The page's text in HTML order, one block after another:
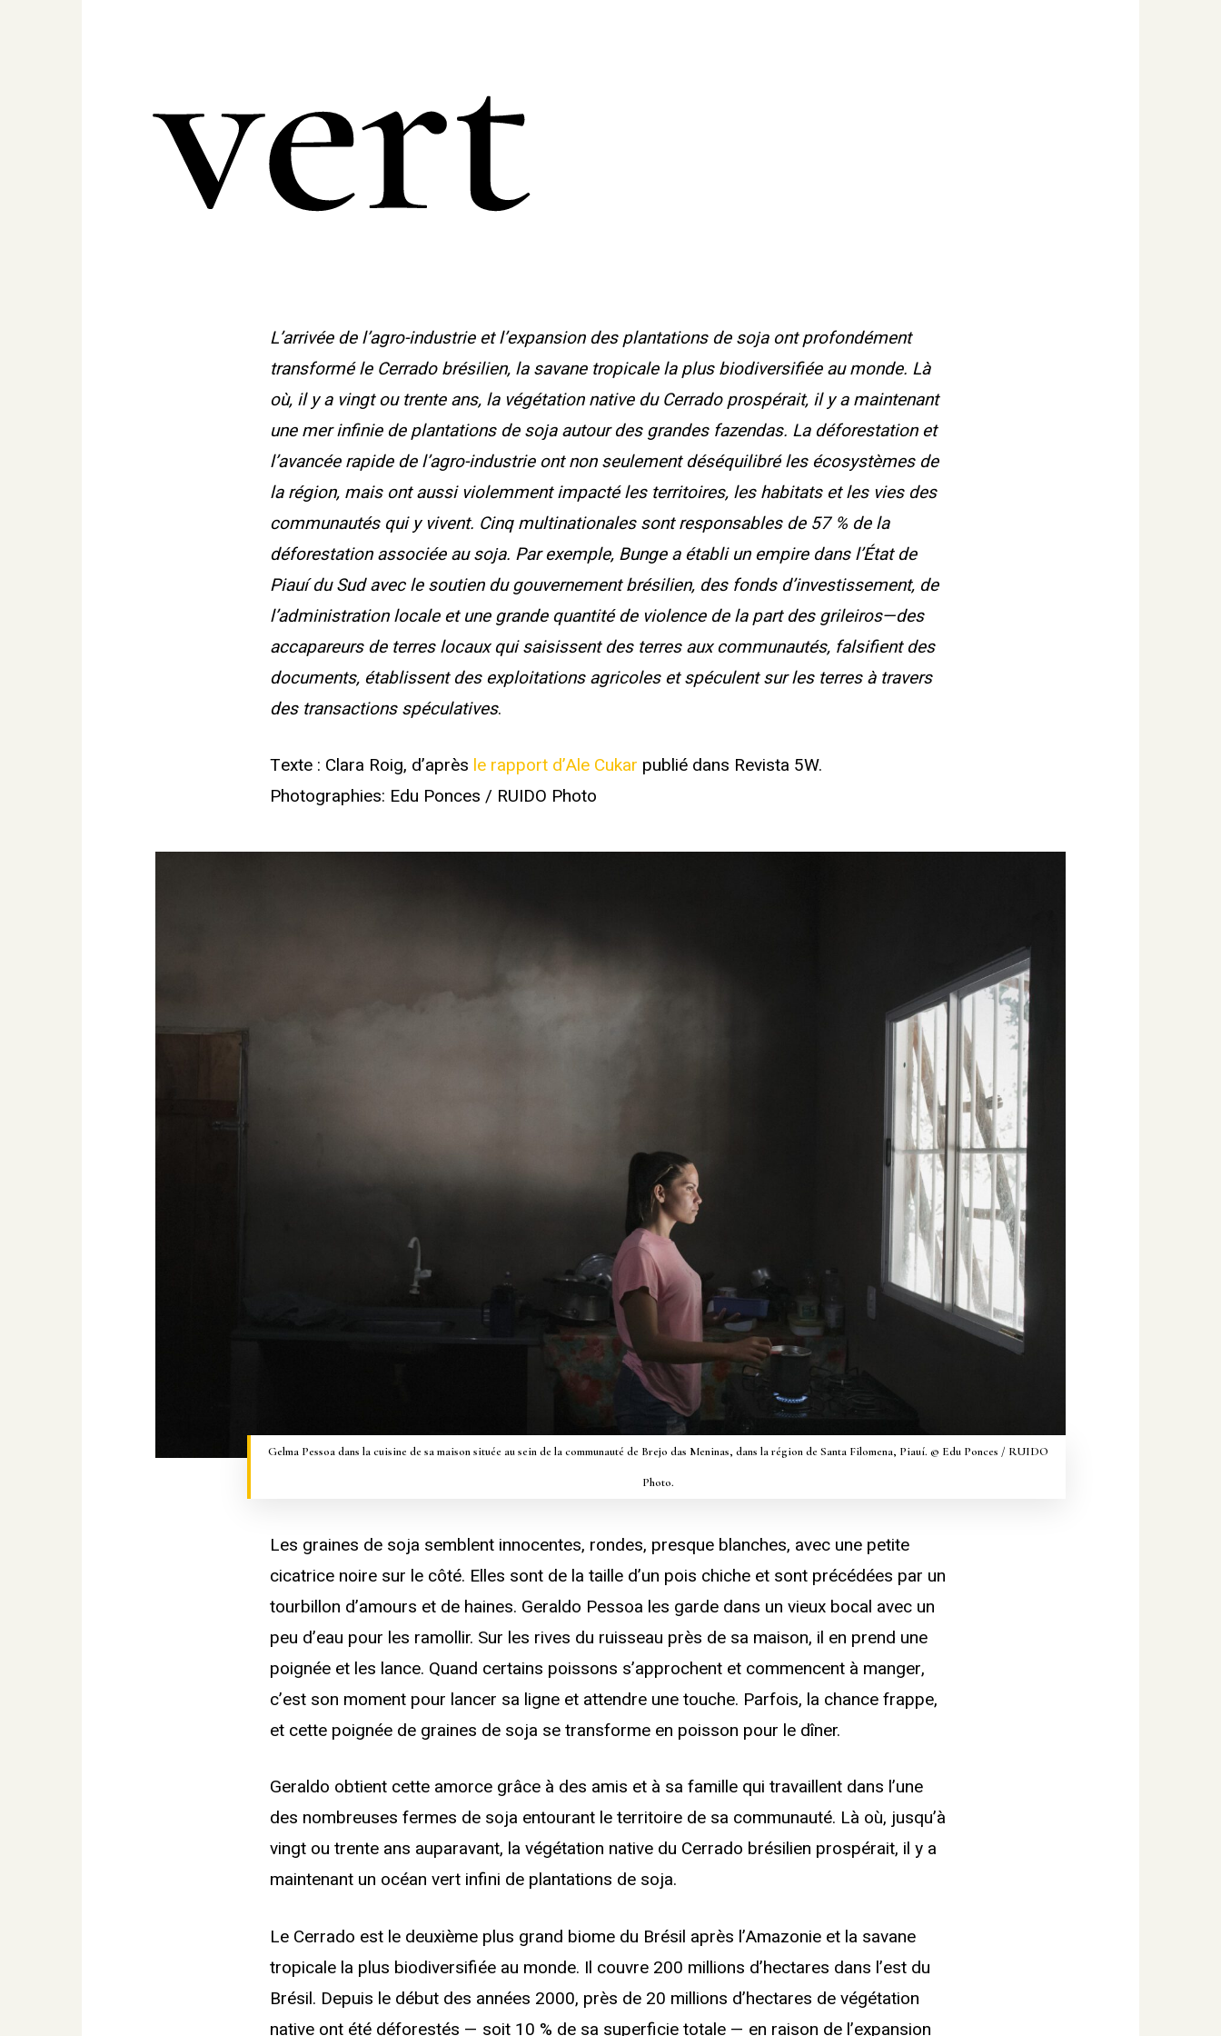
vert
L’arrivée de l’agro-industrie et l’expansion des plantations de soja ont profondément
transformé le Cerrado brésilien, la savane tropicale la plus biodiversifiée au monde. Là
où, il y a vingt ou trente ans, la végétation native du Cerrado prospérait, il y a maintenant
une mer infinie de plantations de soja autour des grandes fazendas. La déforestation et
l’avancée rapide de l’agro-industrie ont non seulement déséquilibré les écosystèmes de
la région, mais ont aussi violemment impacté les territoires, les habitats et les vies des
communautés qui y vivent. Cinq multinationales sont responsables de 57 % de la
déforestation associée au soja. Par exemple, Bunge a établi un empire dans l’État de
Piauí du Sud avec le soutien du gouvernement brésilien, des fonds d’investissement, de
l’administration locale et une grande quantité de violence de la part des grileiros—des
accapareurs de terres locaux qui saisissent des terres aux communautés, falsifient des
documents, établissent des exploitations agricoles et spéculent sur les terres à travers
des transactions spéculatives.
Texte : Clara Roig, d’après le rapport d’Ale Cukar publié dans Revista 5W.
Photographies: Edu Ponces / RUIDO Photo
Gelma Pessoa dans la cuisine de sa maison située au sein de la communauté de Brejo das Meninas, dans la région de Santa Filomena, Piauí. © Edu Ponces / RUIDO
Photo.
Les graines de soja semblent innocentes, rondes, presque blanches, avec une petite
cicatrice noire sur le côté. Elles sont de la taille d’un pois chiche et sont précédées par un
tourbillon d’amours et de haines. Geraldo Pessoa les garde dans un vieux bocal avec un
peu d’eau pour les ramollir. Sur les rives du ruisseau près de sa maison, il en prend une
poignée et les lance. Quand certains poissons s’approchent et commencent à manger,
c’est son moment pour lancer sa ligne et attendre une touche. Parfois, la chance frappe,
et cette poignée de graines de soja se transforme en poisson pour le dîner.
Geraldo obtient cette amorce grâce à des amis et à sa famille qui travaillent dans l’une
des nombreuses fermes de soja entourant le territoire de sa communauté. Là où, jusqu’à
vingt ou trente ans auparavant, la végétation native du Cerrado brésilien prospérait, il y a
maintenant un océan vert infini de plantations de soja.
Le Cerrado est le deuxième plus grand biome du Brésil après l’Amazonie et la savane
tropicale la plus biodiversifiée au monde. Il couvre 200 millions d’hectares dans l’est du
Brésil. Depuis le début des années 2000, près de 20 millions d’hectares de végétation
native ont été déforestés — soit 10 % de sa superficie totale — en raison de l’expansion